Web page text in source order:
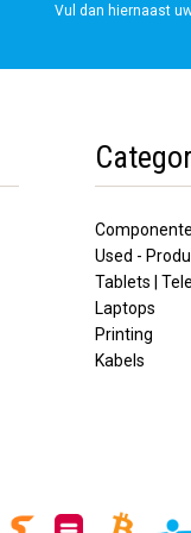
Vul dan hiernaast
Used -
Tablets |
Laptops
Printing
Kabels